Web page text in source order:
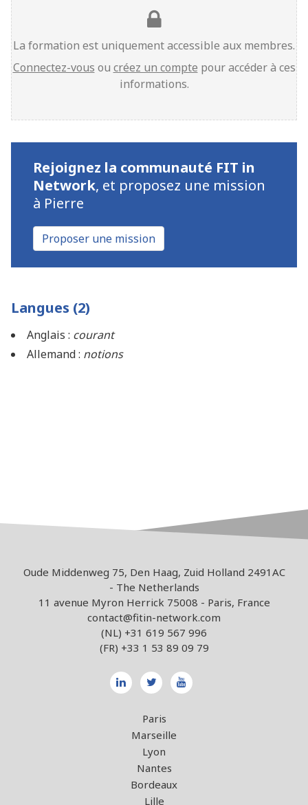
La formation est uniquement accessible aux membres.
Connectez-vous ou créez un compte pour accéder à ces
informations.
Rejoignez la communauté FIT in
Network, et proposez une mission
à Pierre
Proposer une mission
Langues (2)
Anglais : courant
Allemand : notions
Oude Middenweg 75, Den Haag, Zuid Holland 2491AC
- The Netherlands
11 avenue Myron Herrick 75008 - Paris, France
contact@fitin-network.com
(NL) +31 619 567 996
(FR) +33 1 53 89 09 79
Paris
Marseille
Lyon
Nantes
Bordeaux
Lille